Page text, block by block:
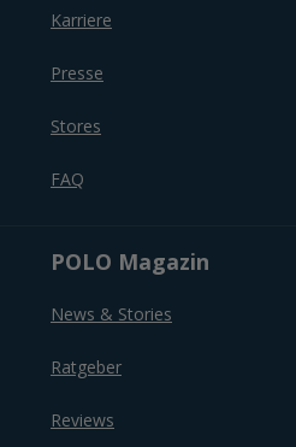
Karriere
Presse
Stores
FAQ
POLO Magazin
News & Stories
Ratgeber
Reviews